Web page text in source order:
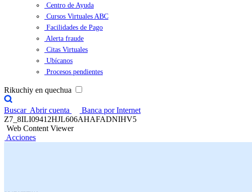
Centro de Ayuda
Cursos Virtuales ABC
Facilidades de Pago
Alerta fraude
Citas Virtuales
Ubícanos
Procesos pendientes
Rikuchiy en quechua
Buscar Abrir cuenta
Banca por Internet
Z7_8ILI09412HJL606AHAFADNIHV5
Web Content Viewer
Acciones